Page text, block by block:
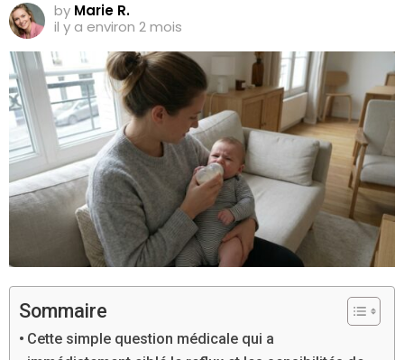
by Marie R.
il y a environ 2 mois
Sommaire
Cette simple question médicale qui a